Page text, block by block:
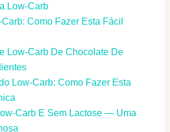
Low-Carb
Como Fazer Esta Fácil
Low-Carb De Chocolate De
Low-Carb: Como Fazer Esta
Carb E Sem Lactose — Uma